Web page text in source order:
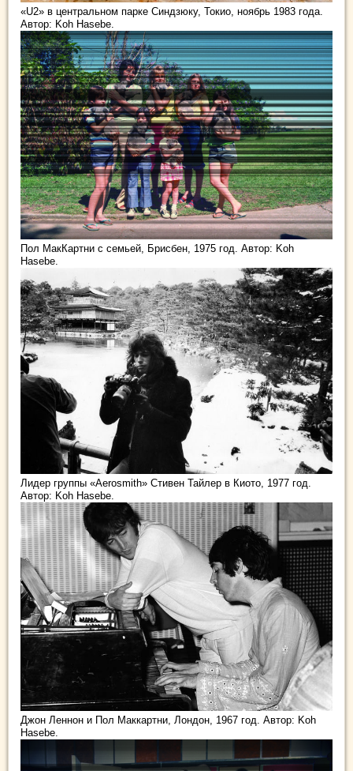
«U2» в центральном парке Синдзюку, Токио, ноябрь 1983 года.
Автор: Koh Hasebe.
Пол МакКартни с семьей, Брисбен, 1975 год. Автор: Koh
Hasebe.
Лидер группы «Aerosmith» Стивен Тайлер в Киото, 1977 год.
Автор: Koh Hasebe.
Джон Леннон и Пол Маккартни, Лондон, 1967 год. Автор: Koh
Hasebe.